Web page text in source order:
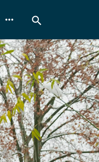
more_horiz search